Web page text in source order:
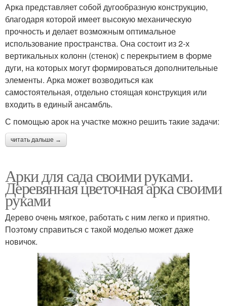
Арка представляет собой дугообразную конструкцию,
благодаря которой имеет высокую механическую
прочность и делает возможным оптимальное
использование пространства. Она состоит из 2-х
вертикальных колонн (стенок) с перекрытием в форме
дуги, на которых могут формироваться дополнительные
элементы. Арка может возводиться как
самостоятельная, отдельно стоящая конструкция или
входить в единый ансамбль.
С помощью арок на участке можно решить такие задачи:
читать дальше →
Арки для сада своими руками.
Деревянная цветочная арка своими
руками
Дерево очень мягкое, работать с ним легко и приятно.
Поэтому справиться с такой моделью может даже
новичок.